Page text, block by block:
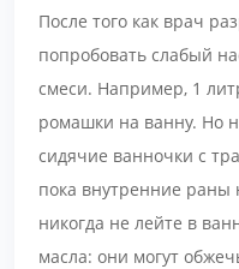
После того как врач
попробовать слабый
смеси. Например, 1
ромашки на ванну. Но
сидячие ванночки с
пока внутренние
никогда не лейте в
масла: они могут